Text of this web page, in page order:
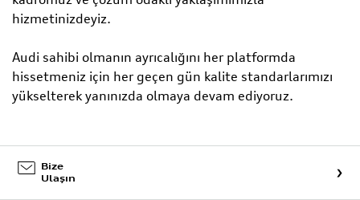
hizmetinizdeyiz.
Audi sahibi olmanın ayrıcalığını her platformda
hissetmeniz için her geçen gün kalite standarlarımızı
yükselterek yanınızda olmaya devam ediyoruz.
Bize
Ulaşın